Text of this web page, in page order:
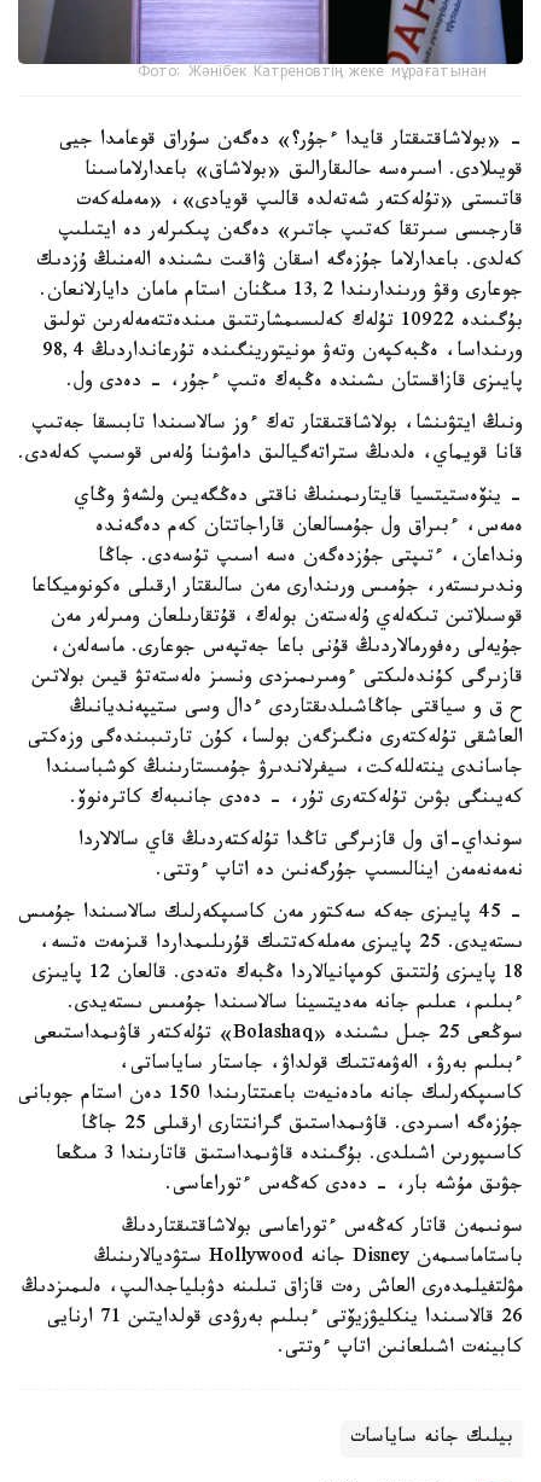
Фото: Жәнібек Катреновтің жеке мұрағатынан
- «بولاشاقتىقتار قايدا ءجۇر؟» دەگەن سۇراق قوعامدا جيى
قويىلادى. اسىرەسە حالىقارالىق «بولاشاق» باعدارلاماسىنا
قاتىستى «تۇلەكتەر شەتەلدە قالىپ قويادى»، «مەملەكەت
قارجىسى سىرتقا كەتىپ جاتىر» دەگەن پىكىرلەر دە ايتىلىپ
كەلدى. باعدارلاما جۇزەگە اسقان ۋاقىت ىشىندە الەمنىڭ ۇزدىك
جوعارى وقۋ ورىندارىندا 13,2 مىڭنان استام مامان دايارلانعان.
بۇگىندە 10922 تۇلەك كەلىسىمشارتتىق مىندەتتەمەلەرىن تولىق
ورىنداسا، ەڭبەكپەن وتەۋ مونيتورينگىندە تۇرعانداردىڭ 98,4
پايىزى قازاقستان ىشىندە ەڭبەك ەتىپ ءجۇر، - دەدى ول.
ونىڭ ايتۋىنشا، بولاشاقتىقتار تەك ءوز سالاسىندا تابىسقا جەتىپ
قانا قويماي، ەلدىڭ ستراتەگيالىق دامۋىنا ۇلەس قوسىپ كەلەدى.
- ينۆەستيتسيا قايتارىمىنىڭ ناقتى دەڭگەيىن ولشەۋ وڭاي
ەمەس، ءبىراق ول جۇمسالعان قاراجاتتان كەم دەگەندە
ونداعان، ءتىپتى جۇزدەگەن ەسە اسىپ تۇسەدى. جاڭا
وندىرىستەر، جۇمىس ورىندارى مەن سالىقتار ارقىلى ەكونوميكاعا
قوسىلاتىن تىكەلەي ۇلەستەن بولەك، قۇتقارىلعان ومىرلەر مەن
جۇيەلى رەفورمالاردىڭ قۇنى باعا جەتپەس جوعارى. ماسەلەن،
قازىرگى كۇندەلىكتى ءومىرىمىزدى ونسىز ەلەستەتۋ قيىن بولاتىن
ح ق و سياقتى جاڭاشىلدىقتاردى ءدال وسى ستيپەنديانىڭ
العاشقى تۇلەكتەرى ەنگىزگەن بولسا، كۇن تارتىبىندەگى وزەكتى
جاساندى ينتەللەكت، سيفرلاندىرۋ جۇمىستارىنىڭ كوشباسىندا
كەيىنگى بۋىن تۇلەكتەرى تۇر، - دەدى جانىبەك كاترەنوۆ.
سونداي-اق ول قازىرگى تاڭدا تۇلەكتەردىڭ قاي سالالاردا
نەمەنەمەن اينالىسىپ جۇرگەنىن دە اتاپ ءوتتى.
- 45 پايىزى جەكە سەكتور مەن كاسىپكەرلىك سالاسىندا جۇمىس
ىستەيدى. 25 پايىزى مەملەكەتتىك قۇرىلىمداردا قىزمەت ەتسە،
18 پايىزى ۇلتتىق كومپانيالاردا ەڭبەك ەتەدى. قالعان 12 پايىزى
ءبىلىم، عىلىم جانە مەديتسينا سالاسىندا جۇمىس ىستەيدى.
سوڭعى 25 جىل ىشىندە «Bolashaq» تۇلەكتەر قاۋىمداستىعى
ءبىلىم بەرۋ، الەۋمەتتىك قولداۋ، جاستار ساياساتى،
كاسىپكەرلىك جانە مادەنيەت باعىتتارىندا 150 دەن استام جوبانى
جۇزەگە اسىردى. قاۋىمداستىق گرانتتارى ارقىلى 25 جاڭا
كاسىپورىن اشىلدى. بۇگىندە قاۋىمداستىق قاتارىندا 3 مىڭعا
جۋىق مۇشە بار، - دەدى كەڭەس ءتوراعاسى.
سونىمەن قاتار كەڭەس ءتوراعاسى بولاشاقتىقتاردىڭ
باستاماسىمەن Disney جانە Hollywood ستۋديالارىنىڭ
مۋلتفيلمدەرى العاش رەت قازاق تىلىنە دۋبلياجدالىپ، ەلىمىزدىڭ
26 قالاسىندا ينكليۋزيۆتى ءبىلىم بەرۋدى قولدايتىن 71 ارنايى
كابينەت اشىلعانىن اتاپ ءوتتى.
بيلىك جانە ساياسات